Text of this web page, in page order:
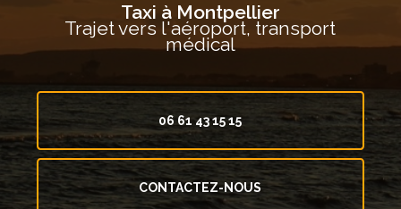
Taxi à Montpellier
Trajet vers l'aéroport, transport
médical
06 61 43 15 15
CONTACTEZ-NOUS